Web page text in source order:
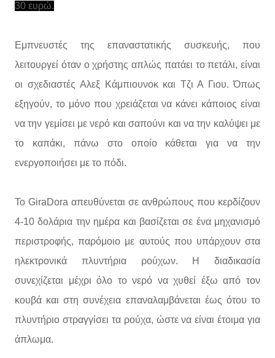
30 ευρώ.
Εμπνευστές της επαναστατικής συσκευής, που
λειτουργεί όταν ο χρήστης απλώς πατάει το πετάλι, είναι
οι σχεδιαστές Aλεξ Κάμπιουνοκ και Τζι Α Γιου. Όπως
εξηγούν, το μόνο που χρειάζεται να κάνει κάποιος είναι
να την γεμίσει με νερό και σαπούνι και να την καλύψει με
το καπάκι, πάνω στο οποίο κάθεται για να την
ενεργοποιήσει με το πόδι.
Το GiraDora απευθύνεται σε ανθρώπους που κερδίζουν
4-10 δολάρια την ημέρα και βασίζεται σε ένα μηχανισμό
περιστροφής, παρόμοιο με αυτούς που υπάρχουν στα
ηλεκτρονικά πλυντήρια ρούχων. Η διαδικασία
συνεχίζεται μέχρι όλο το νερό να χυθεί έξω από τον
κουβά και στη συνέχεια επαναλαμβάνεται έως ότου το
πλυντήριο στραγγίσει τα ρούχα, ώστε να είναι έτοιμα για
άπλωμα.